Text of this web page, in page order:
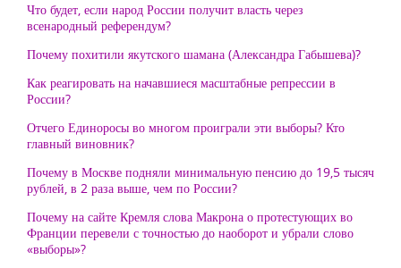
Что будет, если народ России получит власть через
всенародный референдум?
Почему похитили якутского шамана (Александра Габышева)?
Как реагировать на начавшиеся масштабные репрессии в
России?
Отчего Единоросы во многом проиграли эти выборы? Кто
главный виновник?
Почему в Москве подняли минимальную пенсию до 19,5 тысяч
рублей, в 2 раза выше, чем по России?
Почему на сайте Кремля слова Макрона о протестующих во
Франции перевели с точностью до наоборот и убрали слово
«выборы»?